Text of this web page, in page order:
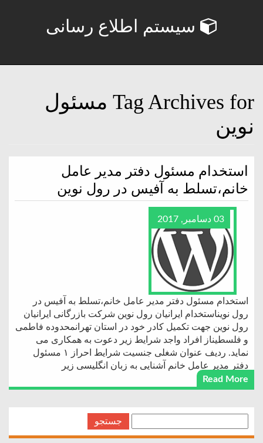
سیستم اطلاع رسانی
Tag Archives for مسئول
نوین
استخدام مسئول دفتر مدیر عامل
خانم،تسلط به آفیس در رول نوین
03 دسامبر, 2017
استخدام مسئول دفتر مدیر عامل خانم،تسلط به آفیس در
رول نویناستخدام ایرانیان رول نوین شرکت بازرگانی ایرانیان
رول نوین جهت تکمیل کادر خود در استان تهرانمحدوده فاطمی
و فلسطیناز افراد واجد شرایط زیر دعوت به همکاری می
نماید. ردیف عنوان شغلی جنسیت شرایط احراز ۱ مسئول
دفتر مدیر عامل خانم آشنایی به زبان انگلیسی زیر
Read More